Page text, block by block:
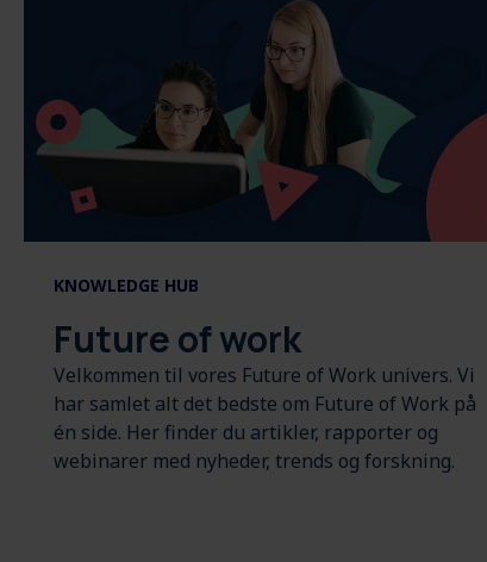
KNOWLEDGE HUB
Future of work
Velkommen til vores Future of Work univers. Vi
har samlet alt det bedste om Future of Work på
én side. Her finder du artikler, rapporter og
webinarer med nyheder, trends og forskning.